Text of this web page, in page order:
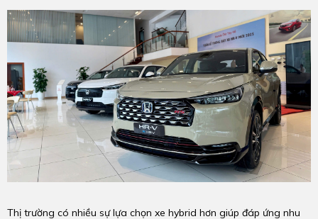
Thị trường có nhiều sự lựa chọn xe hybrid hơn giúp đáp ứng nhu